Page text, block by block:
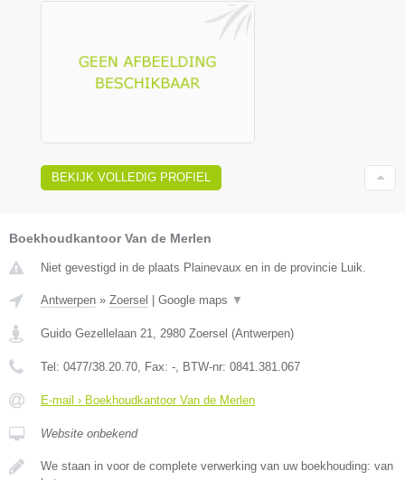
BEKIJK VOLLEDIG PROFIEL
Boekhoudkantoor Van de Merlen
Niet gevestigd in de plaats Plainevaux en in de provincie Luik.
Antwerpen » Zoersel Google maps ▼
Guido Gezellelaan 21, 2980 Zoersel (Antwerpen)
Tel: 0477/38.20.70, Fax: -, BTW-nr: 0841.381.067
E-mail › Boekhoudkantoor Van de Merlen
Website onbekend
We staan in voor de complete verwerking van uw boekhouding: van